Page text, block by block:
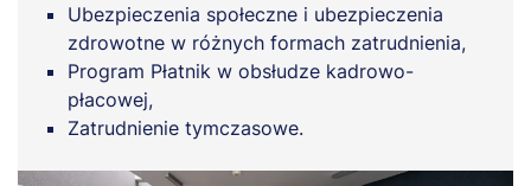
Ubezpieczenia społeczne i ubezpieczenia
zdrowotne w różnych formach zatrudnienia,
Program Płatnik w obsłudze kadrowo-
płacowej,
Zatrudnienie tymczasowe.